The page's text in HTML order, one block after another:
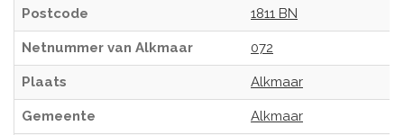
Postcode 1811 BN
Netnummer van Alkmaar 072
Plaats Alkmaar
Gemeente Alkmaar